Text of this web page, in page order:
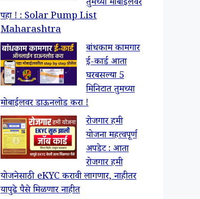
तुमच्या मोबाईलवर
पहा ! : Solar Pump List
Maharashtra
बांधकाम कामगार
ई-कार्ड आता
घरबसल्या 5
मिनिटात तुमच्या
मोबाईलवर डाऊनलोड करा !
रोजगार हमी
योजना महत्वपूर्ण
अपडेट : आता
रोजगार हमी
योजनेसाठी eKYC करावी लागणार, नाहीतर
यापुढे पैसे मिळणार नाहीत